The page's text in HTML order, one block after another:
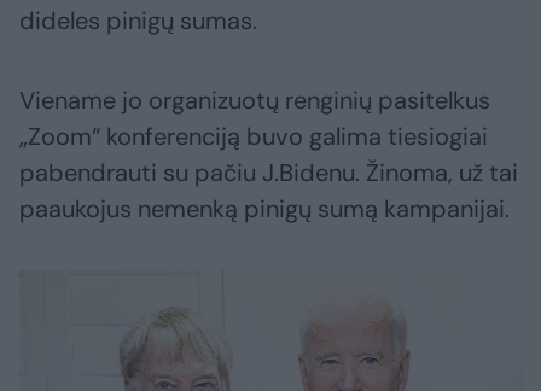
dideles pinigų sumas.
Viename jo organizuotų renginių pasitelkus
„Zoom“ konferenciją buvo galima tiesiogiai
pabendrauti su pačiu J.Bidenu. Žinoma, už tai
paaukojus nemenką pinigų sumą kampanijai.